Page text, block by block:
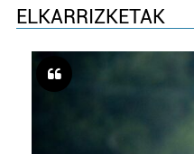
ELKARRIZKETAK